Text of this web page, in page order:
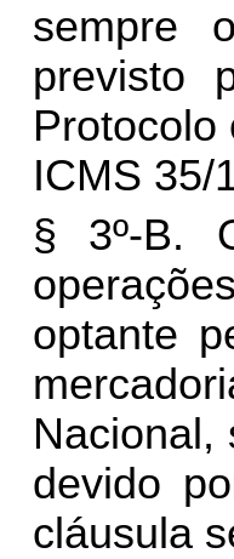
sempre
previsto
Protocolo
ICMS 35/
§ 3º-B.
optante
Nacional,
devido
cláusula